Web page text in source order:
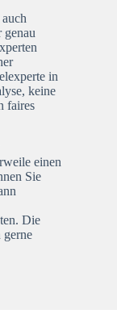
genau
in
keine
faires
einen
Sie
Die
gerne